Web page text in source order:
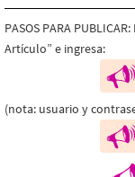
PASOS PARA
Artículo” e ingresa:
(nota: usuario y